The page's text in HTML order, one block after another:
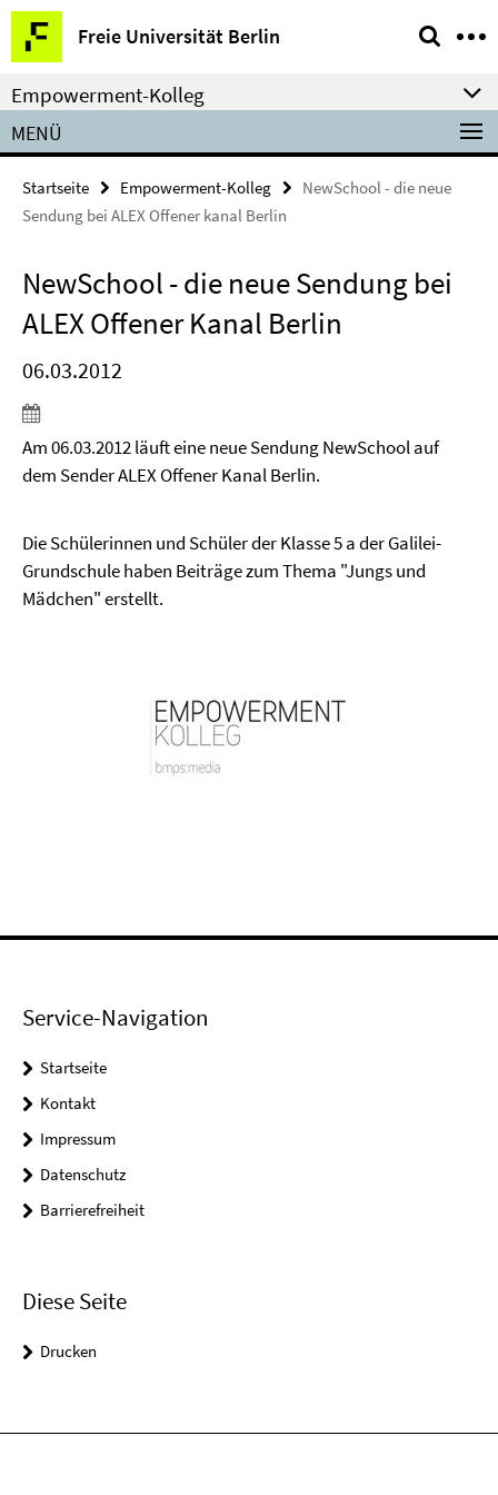
Springe
direkt
zu
Inhalt
Freie Universität Berlin
Service-
Navigation
Empowerment-Kolleg
MENÜ
Startseite Empowerment-Kolleg
NewSchool - die neue
Sendung bei ALEX Offener kanal Berlin
NewSchool - die neue Sendung bei
ALEX Offener Kanal Berlin
06.03.2012
Am 06.03.2012 läuft eine neue Sendung NewSchool auf
dem Sender ALEX Offener Kanal Berlin.
Die Schülerinnen und Schüler der Klasse 5 a der Galilei-
Grundschule haben Beiträge zum Thema "Jungs und
Mädchen" erstellt.
Service-Navigation
Startseite
Kontakt
Impressum
Datenschutz
Barrierefreiheit
Diese Seite
Drucken